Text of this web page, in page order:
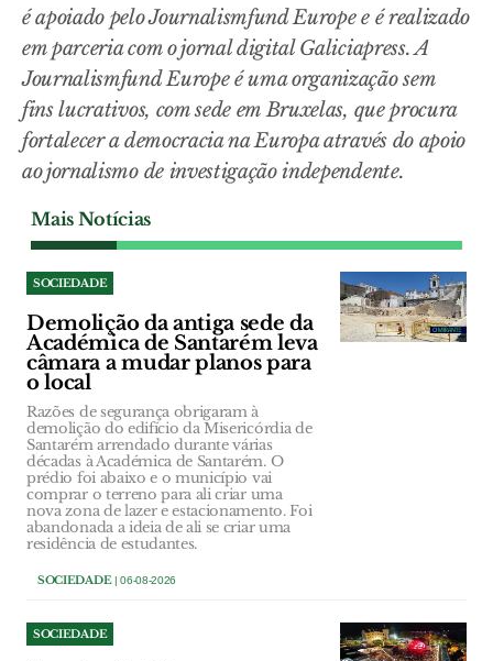
é apoiado pelo Journalismfund Europe e é realizado
em parceria com o jornal digital Galiciapress. A
Journalismfund Europe é uma organização sem
fins lucrativos, com sede em Bruxelas, que procura
fortalecer a democracia na Europa através do apoio
ao jornalismo de investigação independente.
Mais Notícias
SOCIEDADE
Demolição da antiga sede da
Académica de Santarém leva
câmara a mudar planos para
o local
Razões de segurança obrigaram à
demolição do edifício da Misericórdia de
Santarém arrendado durante várias
décadas à Académica de Santarém. O
prédio foi abaixo e o município vai
comprar o terreno para ali criar uma
nova zona de lazer e estacionamento. Foi
abandonada a ideia de ali se criar uma
residência de estudantes.
SOCIEDADE| 06-08-2026
SOCIEDADE